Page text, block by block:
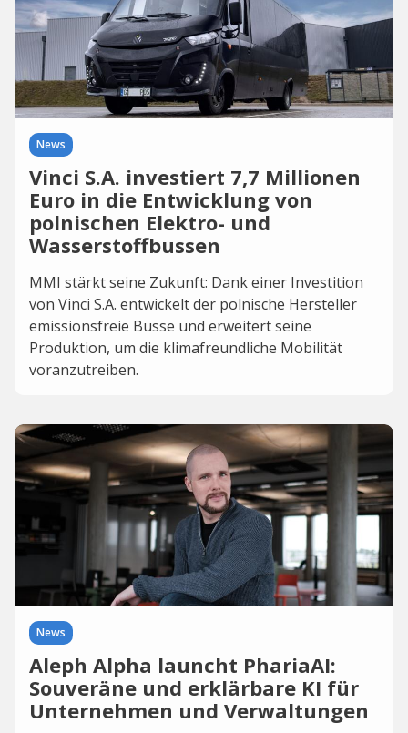
News
Vinci S.A. investiert 7,7 Millionen
Euro in die Entwicklung von
polnischen Elektro- und
Wasserstoffbussen
MMI stärkt seine Zukunft: Dank einer Investition
von Vinci S.A. entwickelt der polnische Hersteller
emissionsfreie Busse und erweitert seine
Produktion, um die klimafreundliche Mobilität
voranzutreiben.
News
Aleph Alpha launcht PhariaAI:
Souveräne und erklärbare KI für
Unternehmen und Verwaltungen